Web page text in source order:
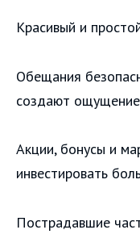
Красивый и
Обещания
создают ощущение
Акции, бонусы и
инвестировать
Пострадавшие